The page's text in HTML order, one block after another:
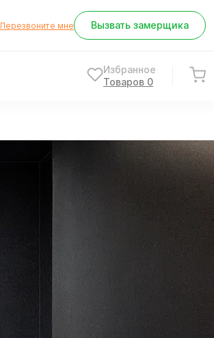
Перезвоните мне Вызвать замерщика
Избранное
Товаров 0